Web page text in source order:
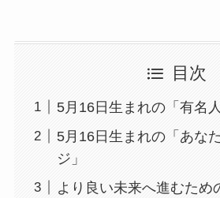
目次
5月16日生まれの「有名人
5月16日生まれの「あな
ジ」
より良い未来へ進むため